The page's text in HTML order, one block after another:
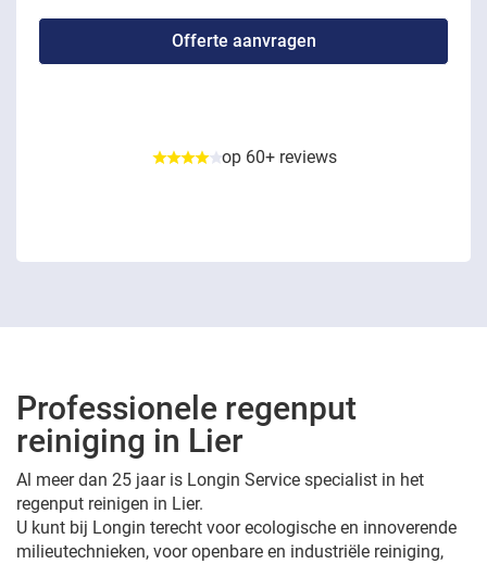
op 60+ reviews
Professionele regenput
reiniging in Lier
Al meer dan 25 jaar is Longin Service specialist in het
regenput reinigen in Lier.
U kunt bij Longin terecht voor ecologische en innoverende
milieutechnieken, voor openbare en industriële reiniging,